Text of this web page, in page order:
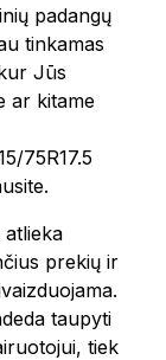
padangų
tinkamas
Jūs
ar kitame
75R17.5
atlieka
prekių ir
taupyti
tiek